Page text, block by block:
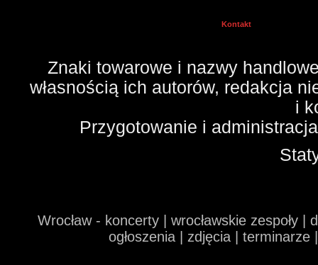
Kontakt
Znaki towarowe i nazwy
własnością ich autorów, redakcja
i
Przygotowanie i
Wrocław - koncerty | wrocławskie zespoły
ogłoszenia | zdjęcia |